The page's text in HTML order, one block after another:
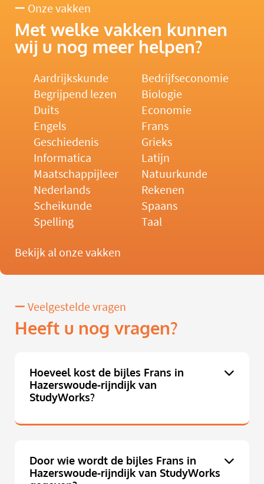
Onze vakken
Met welke vakken kunnen
wij u nog meer helpen?
Aardrijkskunde
Bedrijfseconomie
Begrijpend lezen
Biologie
Duits
Economie
Engels
Frans
Geschiedenis
Grieks
Informatica
Latijn
Maatschappijleer
Natuurkunde
Nederlands
Rekenen
Scheikunde
Spaans
Spelling
Taal
Bekijk al onze vakken
Veelgestelde vragen
Heeft u nog vragen?
Hoeveel kost de bijles Frans in
Hazerswoude-rijndijk van
StudyWorks?
Door wie wordt de bijles Frans in
Hazerswoude-rijndijk van StudyWorks